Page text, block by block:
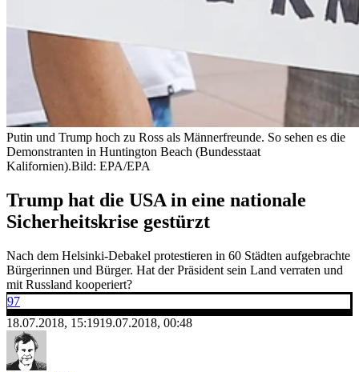
Putin und Trump hoch zu Ross als Männerfreunde. So sehen es die
Demonstranten in Huntington Beach (Bundesstaat
Kalifornien).Bild: EPA/EPA
Trump hat die USA in eine nationale
Sicherheitskrise gestürzt
Nach dem Helsinki-Debakel protestieren in 60 Städten aufgebrachte
Bürgerinnen und Bürger. Hat der Präsident sein Land verraten und
mit Russland kooperiert?
97
18.07.2018, 15:1919.07.2018, 00:48